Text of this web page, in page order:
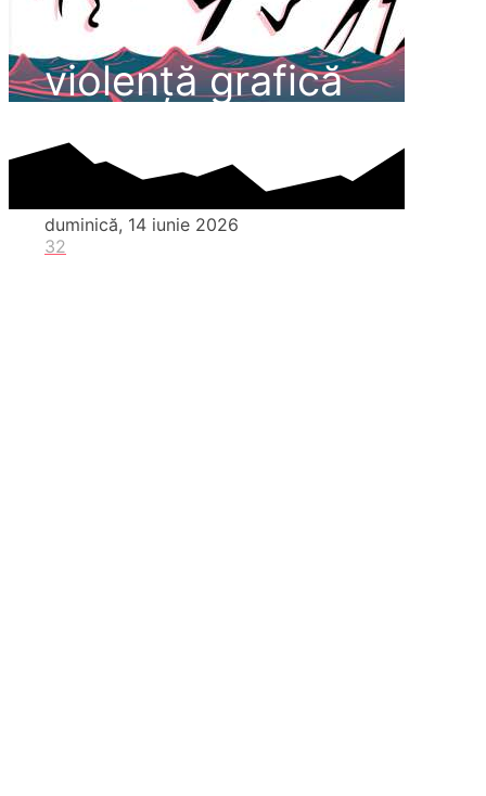
violență grafică
duminică, 14 iunie 2026
32